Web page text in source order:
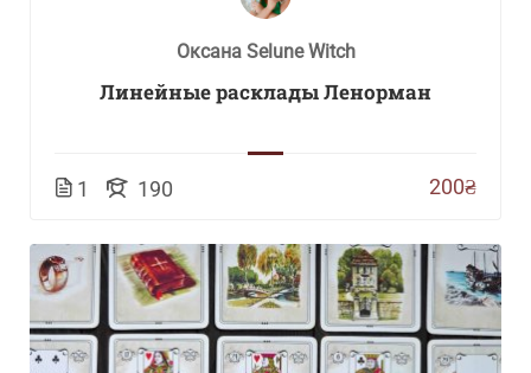
Оксана Selune Witch
Линейные расклады Ленорман
1 190 200₴